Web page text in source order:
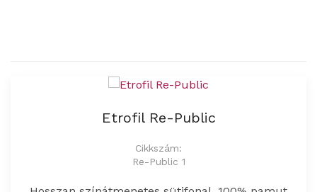
Etrofil Re-Public
Cikkszám:
Re-Public 1